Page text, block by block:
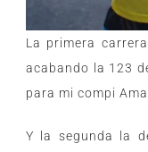
La primera
acabando la 123
para mi compi
Y la segunda la